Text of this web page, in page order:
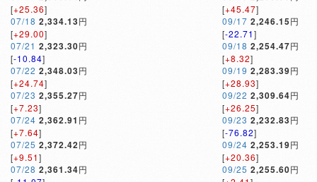
[+25.36]
07/18 2,334.13円
[+29.00]
07/21 2,323.30円
[-10.84]
07/22 2,348.03円
[+24.74]
07/23 2,355.27円
[+7.23]
07/24 2,362.91 円
[+7.64]
07/25 2,372.42円
[+9.51]
07/28 2,361.34円
[+45.47]
09/17 2,246.15円
[-22.71]
09/18 2,254.47円
[+8.32]
09/19 2,283.39円
[+28.93]
09/22 2,309.64円
[+26.25]
09/23 2,232.83円
[-76.82]
09/24 2,253.19円
[+20.36]
09/25 2,255.60円